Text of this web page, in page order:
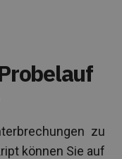
zu
können Sie auf